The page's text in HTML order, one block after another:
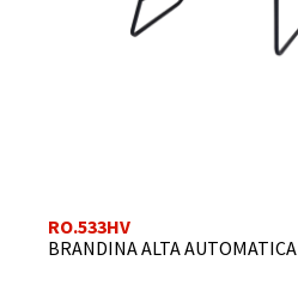
RO.533HV
BRANDINA ALTA AUTOMATICA